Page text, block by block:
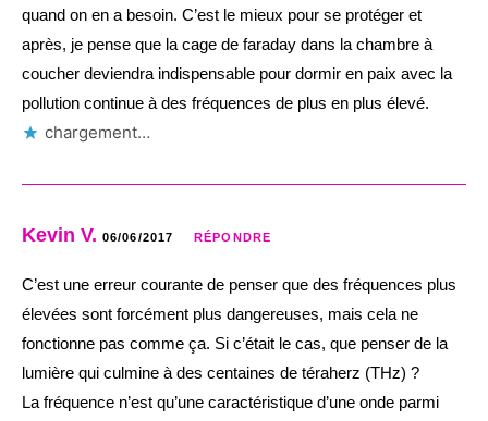
quand on en a besoin. C’est le mieux pour se protéger et
après, je pense que la cage de faraday dans la chambre à
coucher deviendra indispensable pour dormir en paix avec la
pollution continue à des fréquences de plus en plus élevé.
chargement…
Kevin V. 06/06/2017 RÉPONDRE
C’est une erreur courante de penser que des fréquences plus
élevées sont forcément plus dangereuses, mais cela ne
fonctionne pas comme ça. Si c’était le cas, que penser de la
lumière qui culmine à des centaines de téraherz (THz) ?
La fréquence n’est qu’une caractéristique d’une onde parmi